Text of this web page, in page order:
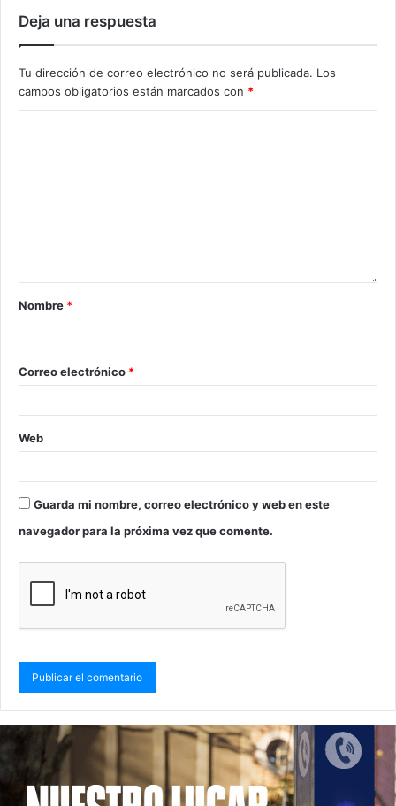
Deja una respuesta
Tu dirección de correo electrónico no será publicada. Los
campos obligatorios están marcados con *
Nombre *
Correo electrónico *
Web
Guarda mi nombre, correo electrónico y web en este
navegador para la próxima vez que comente.